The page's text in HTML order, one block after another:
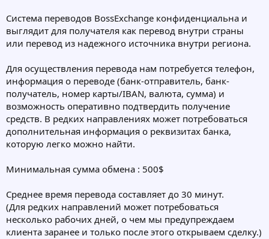
Система переводов BossExchange конфиденциальна и
выглядит для получателя как перевод внутри страны
или перевод из надежного источника внутри региона.
Для осуществления перевода нам потребуется телефон,
информация о переводе (банк-отправитель, банк-
получатель, номер карты/IBAN, валюта, сумма) и
возможность оперативно подтвердить получение
средств. В редких направлениях может потребоваться
дополнительная информация о реквизитах банка,
которую легко можно найти.
Минимальная сумма обмена : 500$
Среднее время перевода составляет до 30 минут.
(Для редких направлений может потребоваться
несколько рабочих дней, о чем мы предупреждаем
клиента заранее и только после этого открываем сделку.)